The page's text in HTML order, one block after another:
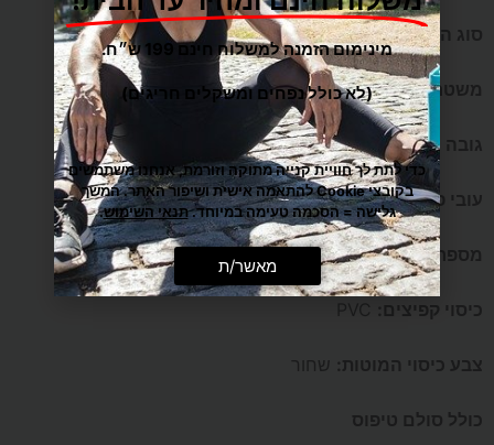
סוג הקפיצים:כסופים
משטח קפיצה:אמריקאי עם מסנן UV
גובה משטח הקפיצה:80 ס"מ
עובי פרופיל השלדה:4.2 ס"מ
מספר רגליים כפולות:4
כיסוי קפיצים:
צבע כיסוי המוטות: שחור
כולל סולם טיפוס
מינימום הזמנה למשלוח חינם 199 ש״ח.
(לא כולל נפחים ומשקלים חריגים)
כדי לתת לך חוויית קנייה מתוקה וזורמת, אנחנו משתמשים
בקובצי Cookie להתאמה אישית ושיפור האתר. המשך
גלישה = הסכמה טעימה במיוחד.תנאי השימוש.
מאשר/ת